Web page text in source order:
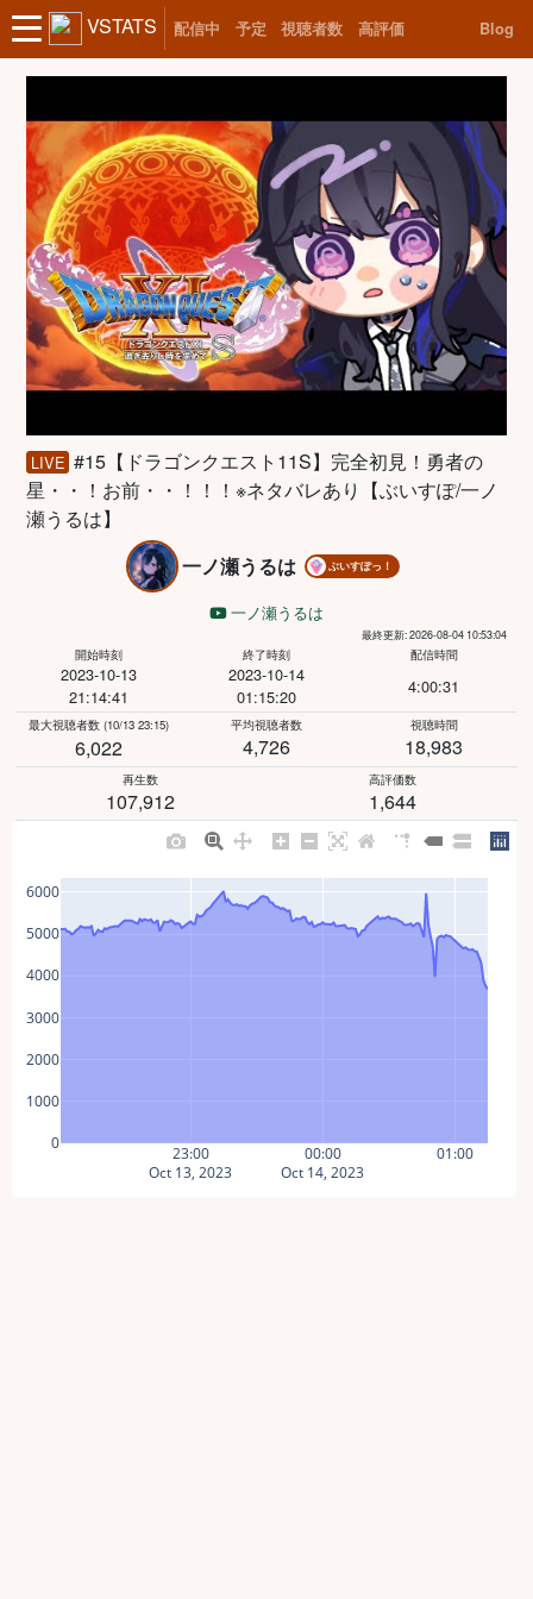
VSTATS 配信中 予定 視聴者数 高評価 Blog
LIVE #15【ドラゴンクエスト11S】完全初見！勇者の
星・・！お前・・！！！※ネタバレあり【ぶいすぽ/一ノ
瀬うるは】
一ノ瀬うるは
ぶいすぽっ！
一ノ瀬うるは
最終更新: 2026-08-04 10:53:04
開始時刻
2023-10-13
21:14:41
終了時刻
2023-10-14
01:15:20
配信時間
4:00:31
最大視聴者数 (10/13 23:15)
6,022
平均視聴者数
4,726
視聴時間
18,983
再生数
107,912
高評価数
1,644
23:00
Oct 13, 2023
00:00
Oct 14, 2023
01:00
0
1000
2000
3000
4000
5000
6000